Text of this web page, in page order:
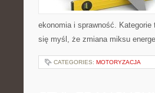
ekonomia i sprawność. Kategorie
się myśl, że zmiana miksu
CATEGORIES: MOTORYZACJA